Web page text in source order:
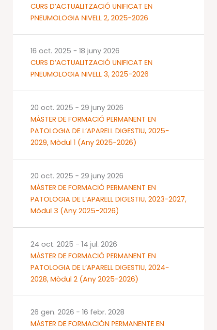
CURS D’ACTUALITZACIÓ UNIFICAT EN
PNEUMOLOGIA NIVELL 2, 2025-2026
CURS D’ACTUALITZACIÓ UNIFICAT EN
PNEUMOLOGIA NIVELL 3, 2025-2026
16 oct. 2025 - 18 juny 2026
MÀSTER DE FORMACIÓ PERMANENT EN
PATOLOGIA DE L’APARELL DIGESTIU, 2025-
2029, Mòdul 1 (Any 2025-2026)
20 oct. 2025 - 29 juny 2026
MÀSTER DE FORMACIÓ PERMANENT EN
PATOLOGIA DE L’APARELL DIGESTIU, 2023-2027,
Mòdul 3 (Any 2025-2026)
20 oct. 2025 - 29 juny 2026
MÀSTER DE FORMACIÓ PERMANENT EN
PATOLOGIA DE L’APARELL DIGESTIU, 2024-
2028, Mòdul 2 (Any 2025-2026)
24 oct. 2025 - 14 jul. 2026
MÁSTER DE FORMACIÓN PERMANENTE EN
26 gen. 2026 - 16 febr. 2028